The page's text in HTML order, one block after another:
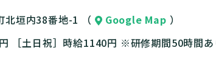
北垣内38番地-1 （ Google Map ）
［土日祝］時給1140円 ※研修期間50時間あ